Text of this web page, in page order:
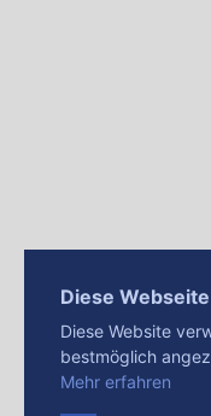
Diese
Diese Website
bestmöglich
Mehr erfahren